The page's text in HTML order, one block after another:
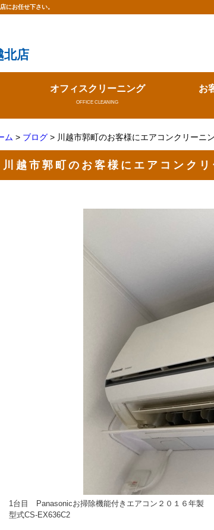
にお任せ下さい。
北店
オフィスクリーニング
OFFICE CLEANING
お
ム > ブログ > 川越市郭町のお客様にエアコンクリーニ
川越市郭町のお客様にエアコンク
1台目 Panasonicお掃除機能付きエアコン２０１６年製
型式CS-EX636C2